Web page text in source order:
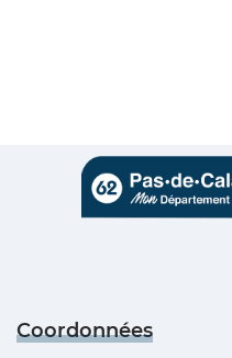
Coordonnées